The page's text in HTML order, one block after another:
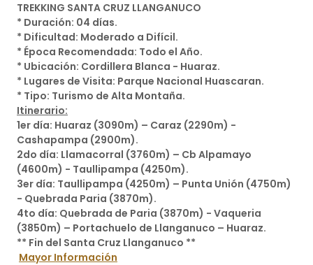
TREKKING SANTA CRUZ LLANGANUCO
* Duración: 04 días.
* Dificultad: Moderado a Difícil.
* Época Recomendada: Todo el Año.
* Ubicación: Cordillera Blanca - Huaraz.
* Lugares de Visita: Parque Nacional Huascaran.
* Tipo: Turismo de Alta Montaña.
Itinerario:
1er día: Huaraz (3090m) – Caraz (2290m) -
Cashapampa (2900m).
2do día: Llamacorral (3760m) – Cb Alpamayo
(4600m) - Taullipampa (4250m).
3er día: Taullipampa (4250m) – Punta Unión (4750m)
- Quebrada Paria (3870m).
4to día: Quebrada de Paria (3870m) - Vaqueria
(3850m) – Portachuelo de Llanganuco – Huaraz.
** Fin del Santa Cruz Llanganuco **
Mayor Información